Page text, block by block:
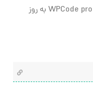
افزونه قطعه کدهای سفارشی وردپرس WPCode pro به روز